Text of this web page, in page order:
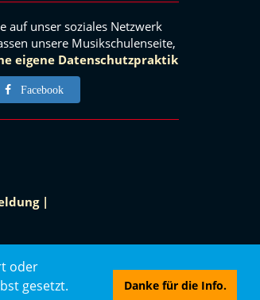
oder
gesetzt.
Danke für die Info.
auf unser soziales Netzwerk
unsere Musikschulenseite,
eigene Datenschutzpraktik
Facebook
|